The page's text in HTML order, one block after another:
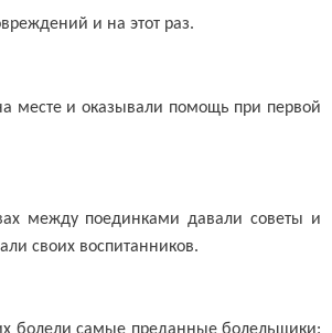
и на этот раз.
месте и оказывали помощь при первой
между поединками давали советы и
своих воспитанников.